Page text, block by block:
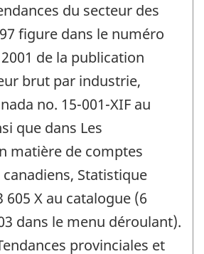
du secteur des
figure dans le numéro
de la publication
brut par industrie,
no. 15-001-XIF au
que dans Les
matière de comptes
Statistique
605 X au catalogue (6
dans le menu déroulant).
provinciales et